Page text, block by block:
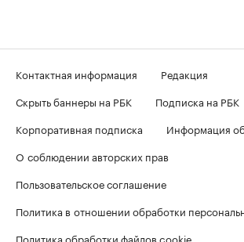
Контактная информация
Редакция
Скрыть баннеры на РБК
Подписка на РБК
Корпоративная подписка
Информация
О соблюдении авторских прав
Пользовательское соглашение
Политика в отношении обработки
Политика обработки файлов cookie